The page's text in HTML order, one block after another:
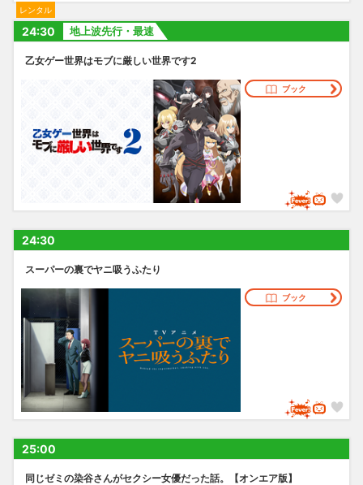
レンタル
24:30 地上波先行・最速
乙女ゲー世界はモブに厳しい世界です2
ブック
24:30
スーパーの裏でヤニ吸うふたり
ブック
25:00
同じゼミの染谷さんがセクシー女優だった話。【オンエア版】